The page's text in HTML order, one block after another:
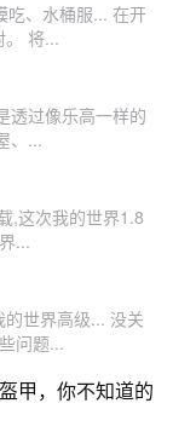
吃、水桶服... 在开
。 将...
透过像乐高一样的
、...
,这次我的世界1.8
...
世界高级... 没关
问题...
甲，你不知道的